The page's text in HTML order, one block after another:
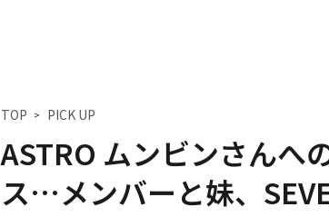
TOP PICK UP
ASTRO ムンビンさんへ
ス…メンバーと妹、